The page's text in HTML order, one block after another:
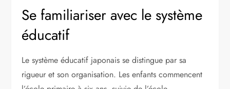
Se familiariser avec le système
éducatif
Le système éducatif japonais se distingue par sa
rigueur et son organisation. Les enfants commencent